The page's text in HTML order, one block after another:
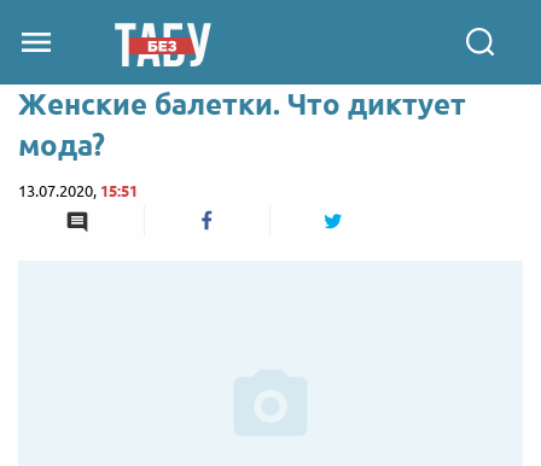
Женские балетки. Что диктует
мода?
13.07.2020, 15:51